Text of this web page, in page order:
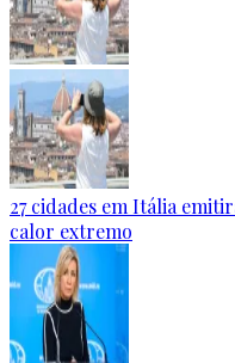
27 cidades em Itália
calor extremo